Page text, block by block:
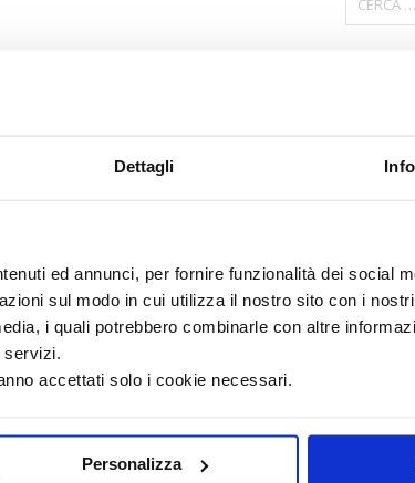
Dettagli
ed annunci, per fornire funzionalità dei social
sul modo in cui utilizza il nostro sito con i
i quali potrebbero combinarle con altre
servizi.
accettati solo i cookie necessari.
Personalizza
〉
〉 5